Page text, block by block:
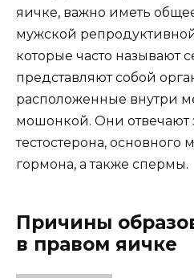
яичке, важно иметь
мужской
которые часто называют
представляют собой
расположенные внутри
мошонкой. Они отвечают
тестостерона, основного
гормона, а также спермы.
Причины
в правом яичке